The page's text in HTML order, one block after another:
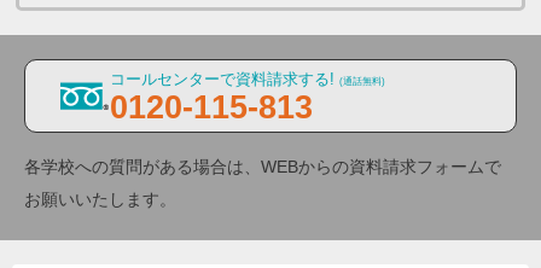
コールセンターで資料請求する! (通話無料)
0120-115-813
各学校への質問がある場合は、WEBからの資料請求フォームで
お願いいたします。